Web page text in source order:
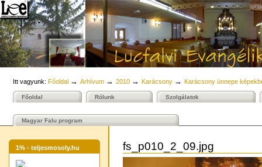
Tovább
a
tartalomhoz
|
Ugrás
a
navigációhoz
Személyes
eszközök
Itt vagyunk: Főoldal →Arhívum →2010 →Karácsony →Karácsony ünnepe
Bekezdések
Főoldal Rólunk Szolgálatok
Magyar Falu program
1% - teljesmosoly.hu fs_p010_2_09.jpg